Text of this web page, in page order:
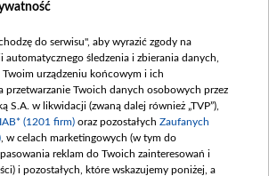
635 783 051,21 PLN
100 mln, październik 350
265 mln)
48 862 000,00 PLN
umowy: GRUDZIEŃ 2025
60,548 mln)
900 000 000,00 PLN
do serwisu", aby wyrazić zgody na
automatycznego śledzenia i zbierania danych,
urządzeniu końcowym i ich
przetwarzanie Twoich danych osobowych przez
S.A. w likwidacji (zwaną dalej również „TVP”),
(1201 firm) oraz pozostałych Zaufanych
, w celach marketingowych (w tym do
reklam do Twoich zainteresowań i
i pozostałych, które wskazujemy poniżej, a